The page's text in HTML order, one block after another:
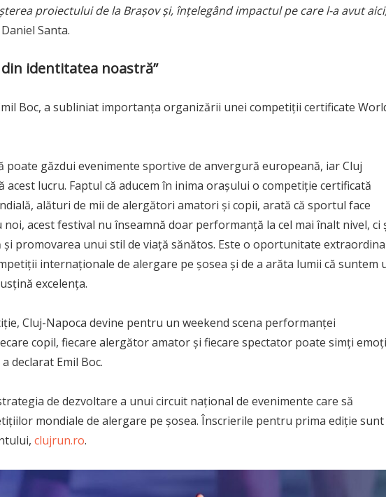
proiectului de la Brașov și, înțelegând impactul pe care l-a avut
Santa.
identitatea noastră”
Boc, a subliniat importanța organizării unei competiții certificate
poate găzdui evenimente sportive de anvergură europeană, iar Cluj
acest lucru. Faptul că aducem în inima orașului o competiție certificată
alături de mii de alergători amatori și copii, arată că sportul face
acest festival nu înseamnă doar performanță la cel mai înalt nivel, ci
promovarea unui stil de viață sănătos. Este o oportunitate
internaționale de alergare pe șosea și de a arăta lumii că suntem
excelența.
Cluj-Napoca devine pentru un weekend scena performanței
copil, fiecare alergător amator și fiecare spectator poate simți
declarat Emil Boc.
de dezvoltare a unui circuit național de evenimente care să
mondiale de alergare pe șosea. Înscrierile pentru prima ediție sunt
clujrun.ro.